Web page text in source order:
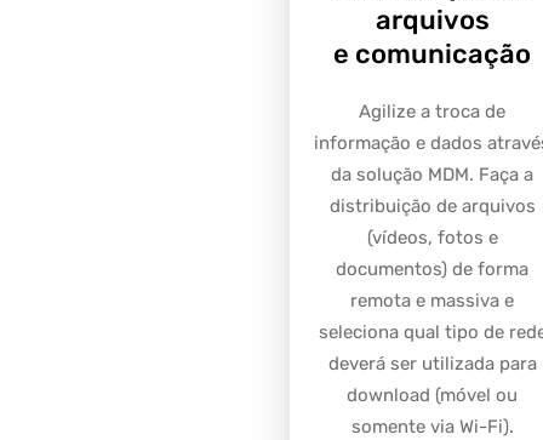
arquivos
e comunicação
Agilize a troca de
informação e dados
da solução MDM. Faça a
distribuição de arquivos
(vídeos, fotos e
documentos) de forma
remota e massiva e
seleciona qual tipo de
deverá ser utilizada para
download (móvel ou
somente via Wi-Fi).